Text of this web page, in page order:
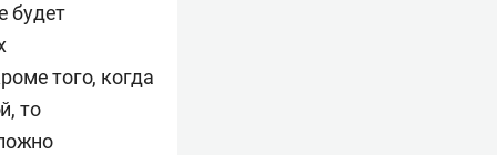
будет
того, когда
то